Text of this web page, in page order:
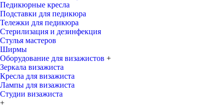
Педикюрные кресла
Подставки для педикюра
Тележки для педикюра
Стерилизация и дезинфекция
Стулья мастеров
Ширмы
Оборудование для визажистов +
Зеркала визажиста
Кресла для визажиста
Лампы для визажиста
Студии визажиста
+